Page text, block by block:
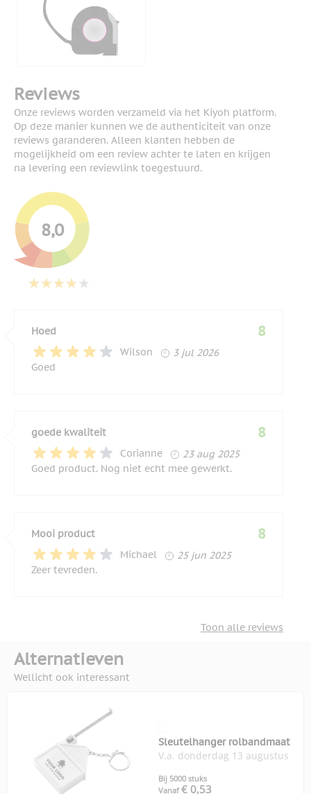
Reviews
Onze reviews worden verzameld via het Kiyoh platform.
Op deze manier kunnen we de authenticiteit van onze
reviews garanderen. Alleen klanten hebben de
mogelijkheid om een review achter te laten en krijgen
na levering een reviewlink toegestuurd.
8,0
Hoed
Wilson
3 juli 2026
3 jul 2026
8
Goed
goede kwaliteit
Corianne
23 augustus 2025
23 aug 2025
8
Goed product. Nog niet echt mee gewerkt.
Mooi product
Michael
25 juni 2025
25 jun 2025
8
Zeer tevreden.
Toon alle reviews
Alternatieven
Wellicht ook interessant
Sleutelhanger rolbandmaat
V.a. donderdag 13 augustus
Bij 5000 stuks
Vanaf € 0,53